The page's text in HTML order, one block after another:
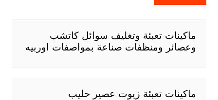
ماكينات تعبئة وتغليف سوائل كاتشب
وعصائر ومنظفات صناعة بمواصفات اوربيه
ماكينات تعبئة زيوت عصير حليب